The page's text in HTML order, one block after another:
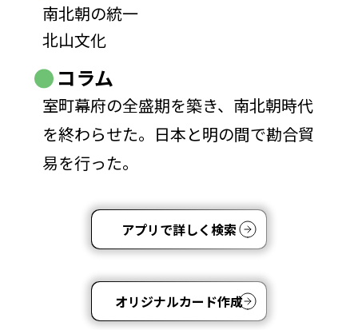
南北朝の統一
北山文化
コラム
室町幕府の全盛期を築き、南北朝時代
を終わらせた。日本と明の間で勘合貿
易を行った。
アプリで詳しく検索
オリジナルカード作成